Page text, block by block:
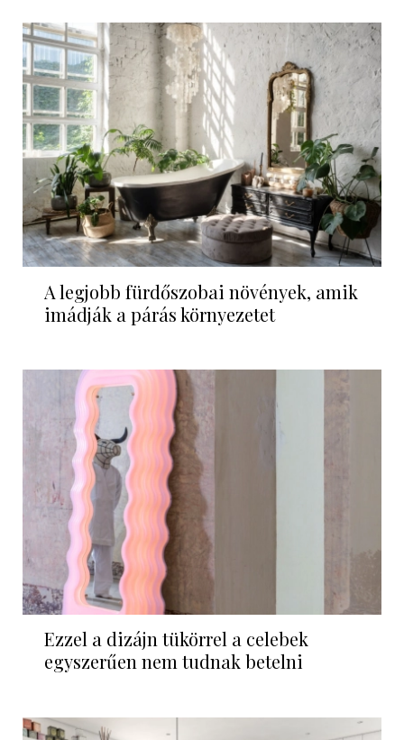
A legjobb fürdőszobai növények, amik
imádják a párás környezetet
Ezzel a dizájn tükörrel a celebek
egyszerűen nem tudnak betelni